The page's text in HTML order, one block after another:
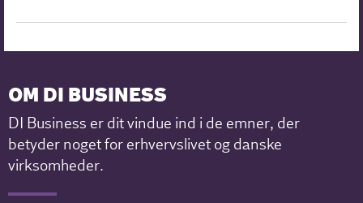
OM DI BUSINESS
DI Business er dit vindue ind i de emner, der
betyder noget for erhvervslivet og danske
virksomheder.